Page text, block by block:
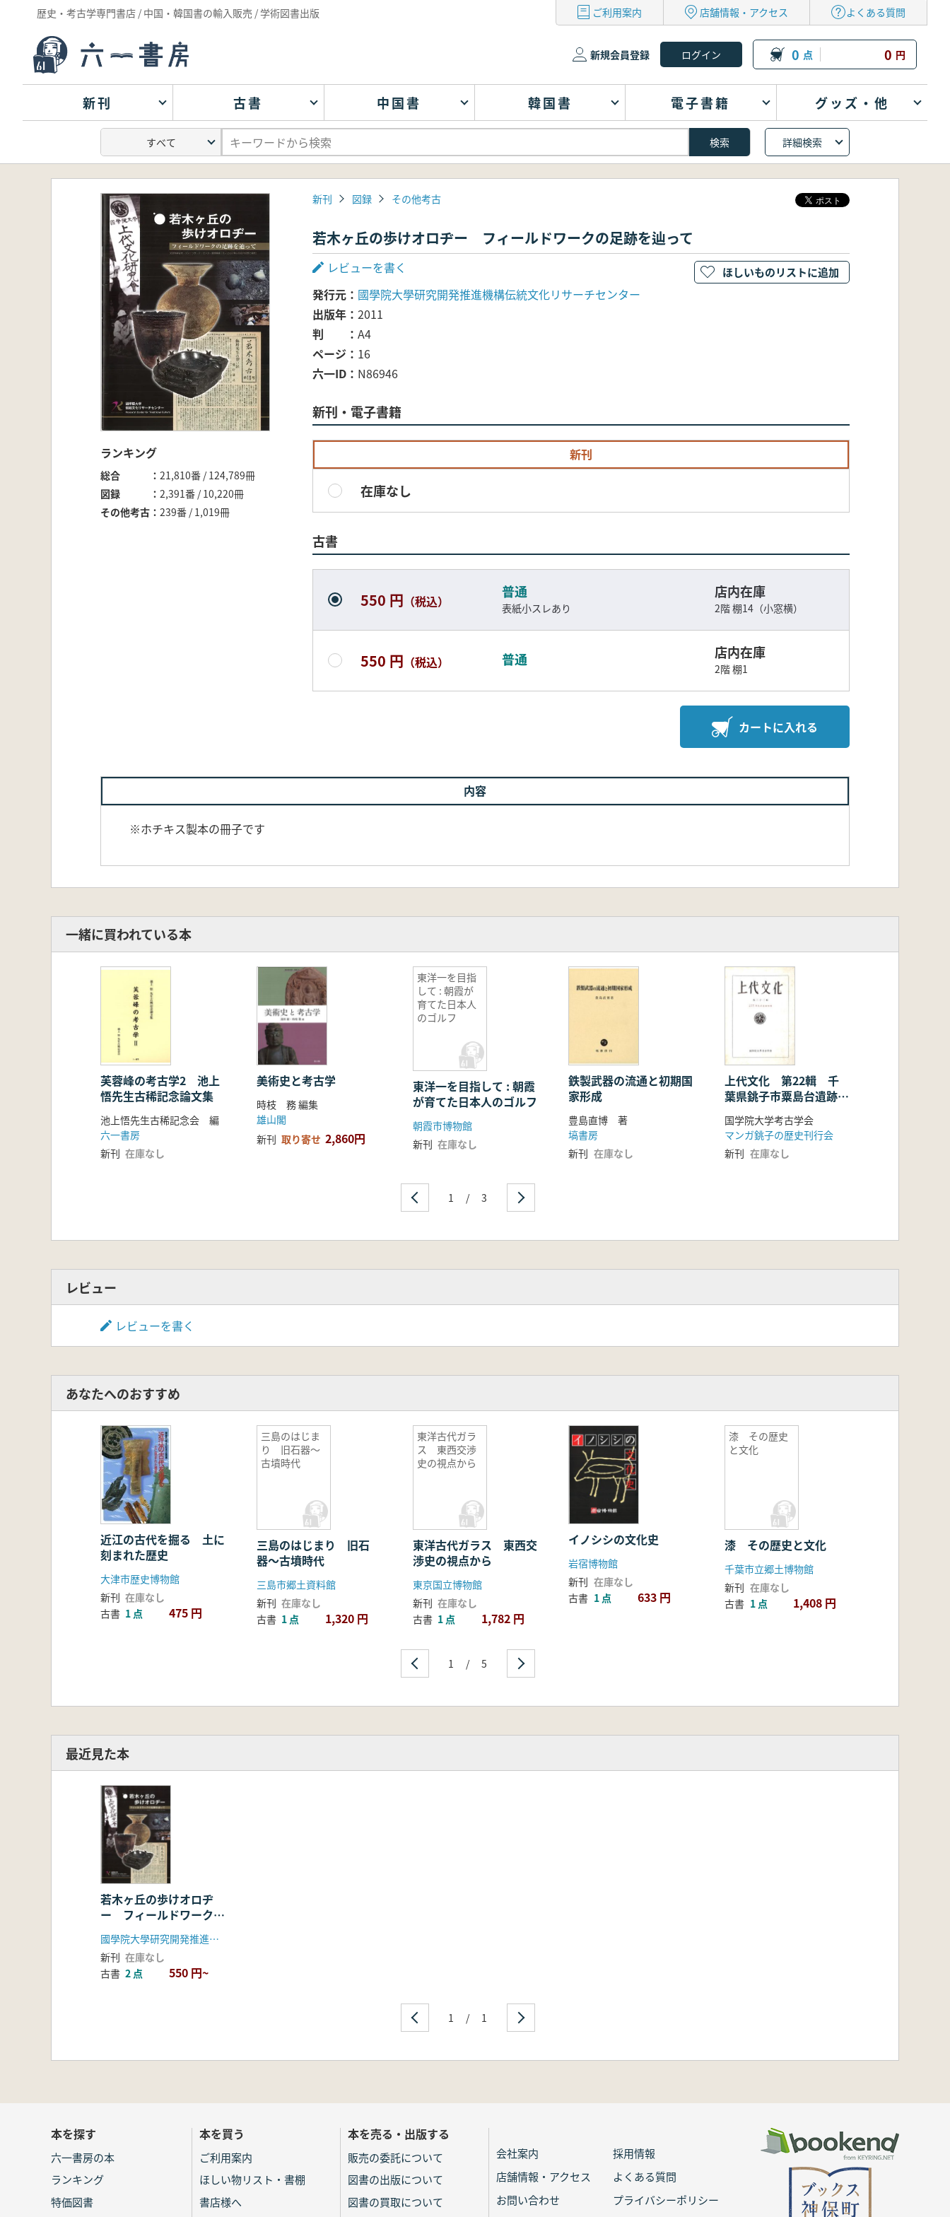
歴史・考古学専門書店 / 中国・韓国書の輸入販売 / 学術図書出版 ご利用案内 店舗情報・アクセス よくある質問
新規会員登録 0 点 0 円
新刊 古書 中国書 韓国書 電子書籍 グッズ・他
詳細検索
ランキング
総合
21,810番 / 124,789冊
図録
2,391番 / 10,220冊
その他考古
239番 / 1,019冊
新刊 図録 その他考古
若木ヶ丘の歩けオロヂー フィールドワークの足跡を辿って
レビューを書く
発行元
國學院大學研究開発推進機構伝統文化リサーチセンター
出版年
2011
判
A4
ページ
16
六一ID
N86946
新刊・電子書籍
新刊
在庫なし
古書
550 円 （税込）
普通
表紙小スレあり
店内在庫
2階 棚14（小窓横）
550 円 （税込） 普通 店内在庫
2階 棚1
カートに入れる
ほしいものリストに追加
内容
※ホチキス製本の冊子です
一緒に買われている本
芙蓉峰の考古学2 池上
悟先生古稀記念論文集
池上悟先生古稀記念会 編
六一書房
新刊 在庫なし
美術史と考古学
時枝 務 編集
雄山閣
新刊 取り寄せ 2,860円
東洋一を目指
して : 朝霞が
育てた日本人
のゴルフ
東洋一を目指して : 朝霞
が育てた日本人のゴルフ
朝霞市博物館
新刊 在庫なし
鉄製武器の流通と初期国
家形成
豊島直博 著
塙書房
新刊 在庫なし
上代文化 第22輯 千
葉県銚子市粟島台遺跡特
輯 復刻版
国学院大学考古学会
マンガ銚子の歴史刊行会
新刊 在庫なし
1 / 3
レビュー
レビューを書く
あなたへのおすすめ
近江の古代を掘る 土に
刻まれた歴史
大津市歴史博物館
新刊 在庫なし
古書 1 点 475 円
三島のはじま
り 旧石器〜
古墳時代
三島のはじまり 旧石
器〜古墳時代
三島市郷土資料館
新刊 在庫なし
古書 1 点 1,320 円
東洋古代ガラ
ス 東西交渉
史の視点から
東洋古代ガラス 東西交
渉史の視点から
東京国立博物館
新刊 在庫なし
古書 1 点 1,782 円
イノシシの文化史
岩宿博物館
新刊 在庫なし
古書 1 点 633 円
漆 その歴史
と文化
漆 その歴史と文化
千葉市立郷土博物館
新刊 在庫なし
古書 1 点 1,408 円
1 / 5
最近見た本
若木ヶ丘の歩けオロヂ
ー フィールドワークの
足跡を辿って
國學院大學研究開発推進機構伝統文化リサーチセンター
新刊 在庫なし
古書 2 点 550 円~
1 / 1
本を探す
六一書房の本
ランキング
特価図書
本を買う
ご利用案内
ほしい物リスト・書棚
書店様へ
本を売る・出版する
販売の委託について
図書の出版について
図書の買取について
会社案内
採用情報
店舗情報・アクセス
よくある質問
お問い合わせ
プライバシーポリシー